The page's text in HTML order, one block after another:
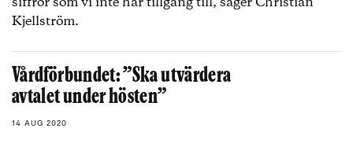
Kjellström.
Vårdförbundet: ”Ska utvärdera
avtalet under hösten”
14 AUG 2020